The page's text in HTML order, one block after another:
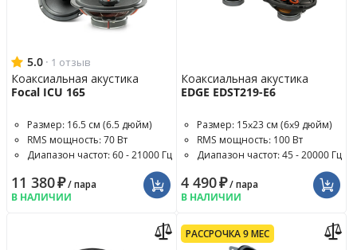
5.0 · 1 отзыв
Коаксиальная акустика
Focal ICU 165
Размер: 16.5 см (6.5 дюйм)
RMS мощность: 70 Вт
Диапазон частот: 60 - 21000 Гц
11 380₽/ пара
В НАЛИЧИИ
Коаксиальная акустика
EDGE EDST219-E6
Размер: 15x23 см (6x9 дюйм)
RMS мощность: 100 Вт
Диапазон частот: 45 - 20000 Гц
4 490₽/ пара
В НАЛИЧИИ
РАССРОЧКА 9 МЕС